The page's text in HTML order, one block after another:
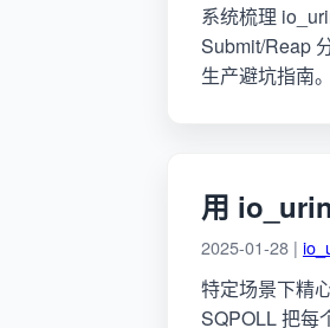
系统梳理
Submit/Reap
生产避坑指南。
用
2025-01-28 |
特定场景下精
SQPOLL 把每